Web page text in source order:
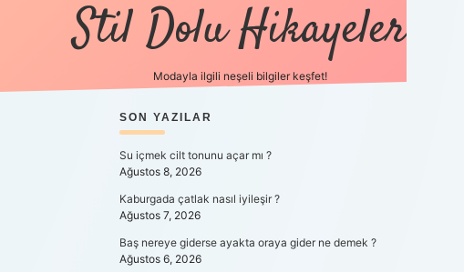
Stil Dolu Hikayeler
Modayla ilgili neşeli bilgiler keşfet!
SIDEBAR
SON YAZILAR
Su içmek cilt tonunu açar mı ?
Ağustos 8, 2026
Kaburgada çatlak nasıl iyileşir ?
Ağustos 7, 2026
Baş nereye giderse ayakta oraya gider ne demek ?
Ağustos 6, 2026